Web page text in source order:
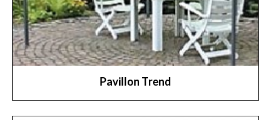
Pavillon Trend